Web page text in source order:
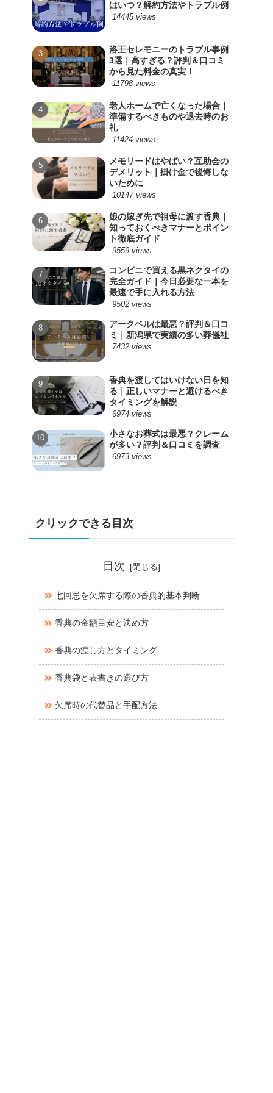
はいつ？解約方法やトラブル例
14445 views
洛王セレモニーのトラブル事例
3選｜高すぎる？評判＆口コミ
から見た料金の真実！
11798 views
老人ホームで亡くなった場合｜
準備するべきものや退去時のお
礼
11424 views
メモリードはやばい？互助会の
デメリット｜掛け金で後悔しな
いために
10147 views
娘の嫁ぎ先で祖母に渡す香典｜
知っておくべきマナーとポイン
ト徹底ガイド
9559 views
コンビニで買える黒ネクタイの
完全ガイド｜今日必要な一本を
最速で手に入れる方法
9502 views
アークベルは最悪？評判＆口コ
ミ｜新潟県で実績の多い葬儀社
7432 views
香典を渡してはいけない日を知
る｜正しいマナーと避けるべき
タイミングを解説
6974 views
小さなお葬式は最悪？クレーム
が多い？評判＆口コミを調査
6973 views
クリックできる目次
目次
七回忌を欠席する際の香典的基本判断
香典の金額目安と決め方
香典の渡し方とタイミング
香典袋と表書きの選び方
欠席時の代替品と手配方法